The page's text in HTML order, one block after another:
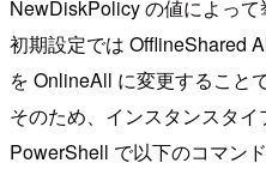
NewDiskPolicy の値によって
初期設定では OfflineShared
を OnlineAll に変更すること
そのため、インスタンスタイ
PowerShell で以下のコマン